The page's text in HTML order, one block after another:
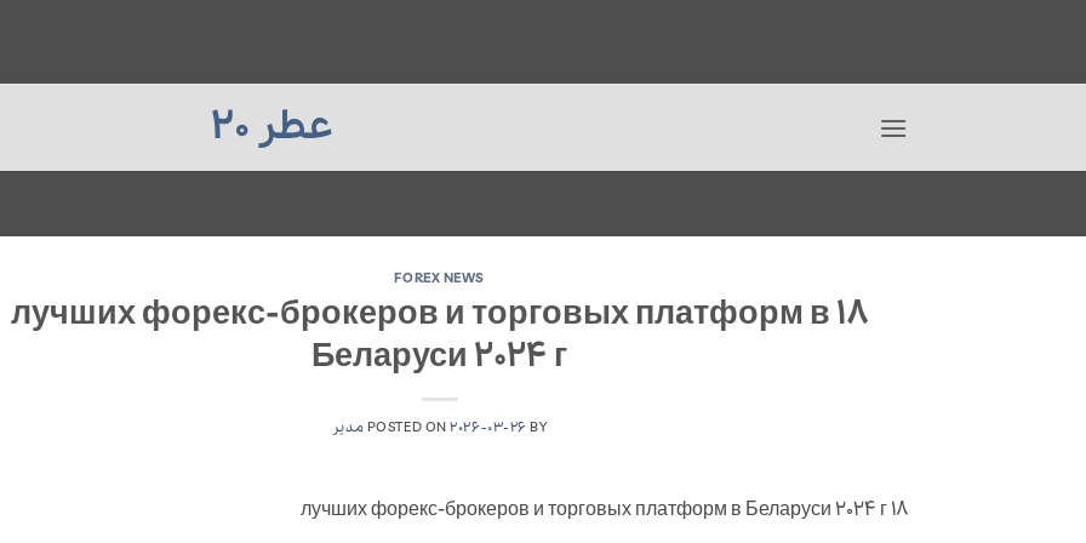
عطر 20
FOREX NEWS
18 лучших форекс-брокеров и торговых платформ в
Беларуси 2024 г
POSTED ON2026-03-26 BY مدیر
18 лучших форекс-брокеров и торговых платформ в Беларуси 2024 г